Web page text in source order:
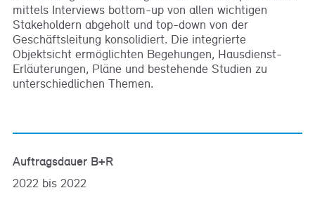
mittels Interviews bottom-up von allen wichtigen
Stakeholdern abgeholt und top-down von der
Geschäftsleitung konsolidiert. Die integrierte
Objektsicht ermöglichten Begehungen, Hausdienst-
Erläuterungen, Pläne und bestehende Studien zu
unterschiedlichen Themen.
Auftragsdauer B+R
2022 bis 2022